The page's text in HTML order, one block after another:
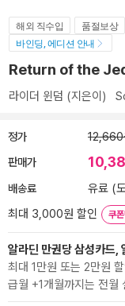
해외 직수입 품절보상
바인딩, 에디션 안내
Return of the
라이더 윈덤 (지은이)
정가 12,660
판매가
배송료
유료 (
최대 3,000원 할인
쿠폰
알라딘 만권당 삼성카드,
최대 1만원 또는 2만원
급월 +1개월까지는 전월